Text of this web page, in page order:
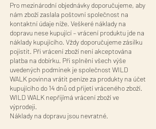
Pro mezinárodní objednávky doporučujeme, aby
nám zboží zaslala poštovní společnost na
kontaktní údaje níže. Veškeré náklady na
dopravu nese kupující – vrácení produktu jde na
náklady kupujícího. Vždy doporučujeme zásilku
pojistit. Při vrácení zboží není akceptována
platba na dobírku. Při splnění všech výše
uvedených podmínek je společnost WILD
WALK povinna vrátit peníze za produkty na účet
kupujícího do 14 dnů od přijetí vráceného zboží.
WILD WALK nepřijímá vrácení zboží ve
výprodeji.
Náklady na dopravu jsou nevratné.